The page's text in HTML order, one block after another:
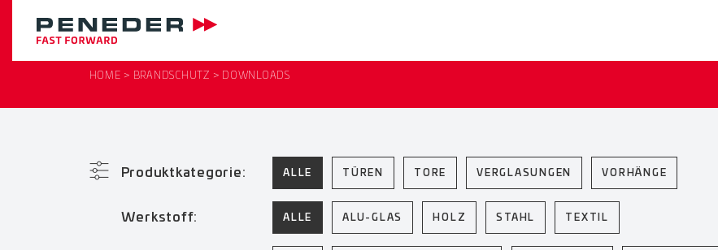
HOME BRANDSCHUTZ DOWNLOADS
Produktkategorie: ALLE TÜREN TORE VERGLASUNGEN VORHÄNGE
Werkstoff: ALLE ALU-GLAS HOLZ STAHL TEXTIL